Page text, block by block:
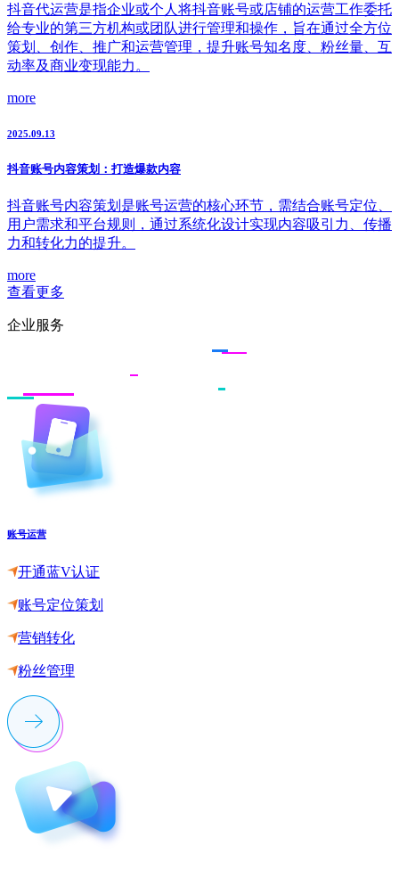
抖音代运营是指企业或个人将抖音账号或店铺的运营工作委托
给专业的第三方机构或团队进行管理和操作，旨在通过全方位
策划、创作、推广和运营管理，提升账号知名度、粉丝量、互
动率及商业变现能力。
more
2025.09.13
抖音账号内容策划：打造爆款内容
抖音账号内容策划是账号运营的核心环节，需结合账号定位、
用户需求和平台规则，通过系统化设计实现内容吸引力、传播
力和转化力的提升。
more
查看更多
企业服务
账号运营
开通蓝V认证
账号定位策划
营销转化
粉丝管理